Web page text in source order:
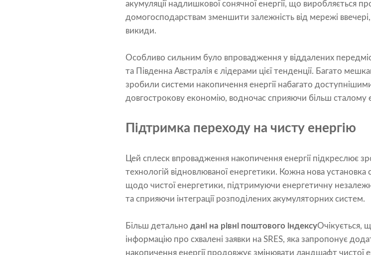
акумуляції надлишкової сонячної енергії, що виробляється
домогосподарствам зменшити залежність від мережі
викиди.
Особливо сильним було впровадження у віддалених
та Південна Австралія є лідерами цієї тенденції. Багато
зробили системи накопичення енергії набагато
довгострокову економію, водночас сприяючи більш
Підтримка переходу на чисту енергію
Цей сплеск впровадження накопичення енергії підкреслює
технологій відновлюваної енергетики. Кожна нова
щодо чистої енергетики, підтримуючи енергетичну
та сприяючи інтеграції розподілених акумуляторних систем.
Більш детально дані на рівні поштового індексуОчікується,
інформацію про схвалені заявки на SRES, яка запропонує
накопичення енергії продовжує змінювати ландшафт чистої